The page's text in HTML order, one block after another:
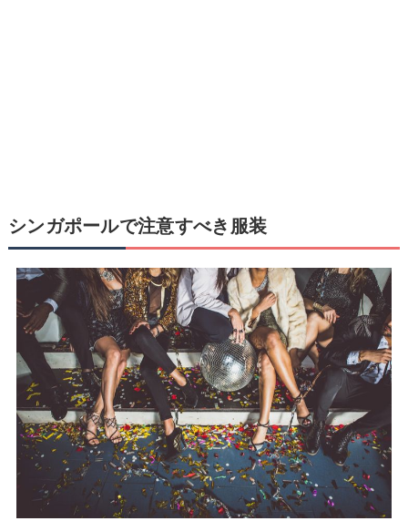
シンガポールで注意すべき服装